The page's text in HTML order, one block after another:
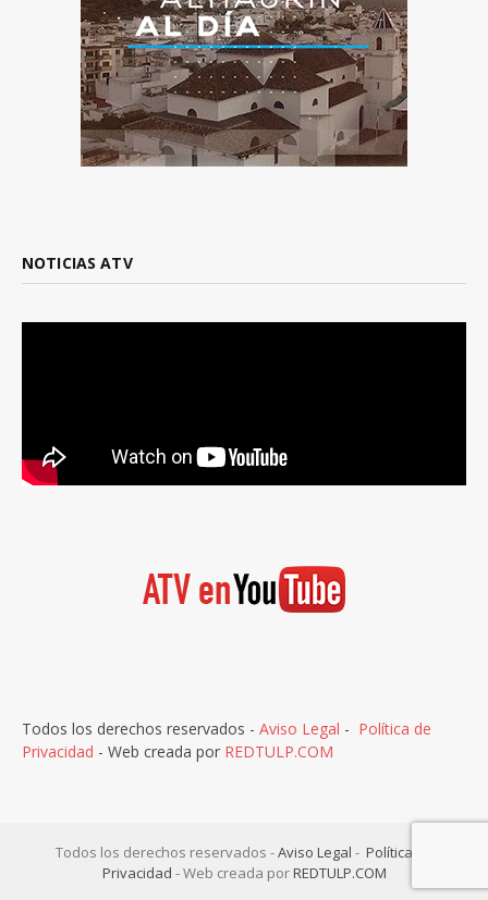
NOTICIAS ATV
Todos los derechos reservados - Aviso Legal - Política de
Privacidad - Web creada por REDTULP.COM
Todos los derechos reservados -Aviso Legal - Política de
Privacidad - Web creada porREDTULP.COM